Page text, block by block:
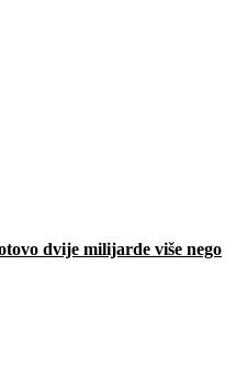
dvije milijarde više nego